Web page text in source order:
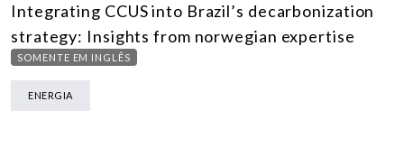
Integrating CCUS into Brazil’s decarbonization
strategy: Insights from norwegian expertise
SOMENTE EM INGLÊS
ENERGIA